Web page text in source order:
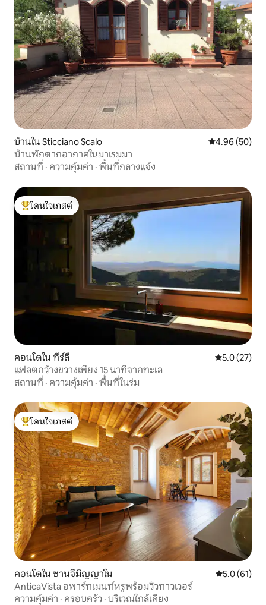
บ้านใน Sticciano Scalo คะแนนเฉลี่ย
4.96 (50)
บ้านพักตากอากาศในมาเรมมา
สถานที่ · ความคุ้มค่า · พื้นที่กลางแจ้ง
โดนใจเกสต์ที่สุด
โดนใจเกสต์
คอนโดใน ทีร์ลี คะแนนเฉลี่ย
5.0 (27)
แฟลตกว้างขวางเพียง 15 นาทีจากทะเล
สถานที่ · ความคุ้มค่า · พื้นที่ในร่ม
โดนใจเกสต์ที่สุด
โดนใจเกสต์
คอนโดใน ซานจีมิญญาโน คะแนนเฉลี่ย
5.0 (61)
AnticaVista อพาร์ทเมนท์หรูพร้อมวิวทาวเวอร์
ความคุ้มค่า · ครอบครัว · บริเวณใกล้เคียง